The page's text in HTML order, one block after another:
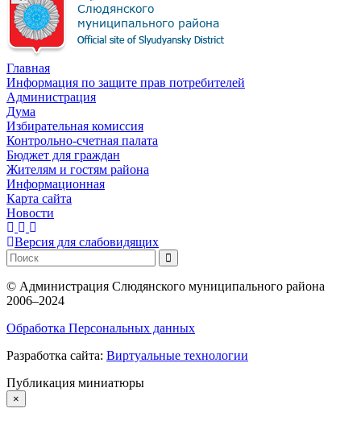
Главная
Информация по защите прав потребителей
Администрация
Дума
Избирательная комиссия
Контрольно-счетная палата
Бюджет для граждан
Жителям и гостям района
Информационная
Карта сайта
Новости
Версия для слабовидящих
© Администрация Слюдянского муниципального района
2006–2024
Обработка Персональных данных
Разработка сайта: Виртуальные технологии
Публикация миниатюры
×